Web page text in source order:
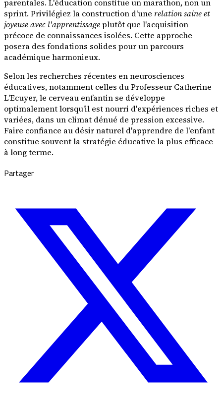
parentales. L'éducation constitue un marathon, non un
sprint. Privilégiez la construction d'une relation saine et
joyeuse avec l'apprentissageplutôt que l'acquisition
précoce de connaissances isolées. Cette approche
posera des fondations solides pour un parcours
académique harmonieux.
Selon les recherches récentes en neurosciences
éducatives, notamment celles du Professeur Catherine
L'Ecuyer, le cerveau enfantin se développe
optimalement lorsqu'il est nourri d'expériences riches et
variées, dans un climat dénué de pression excessive.
Faire confiance au désir naturel d'apprendre de l'enfant
constitue souvent la stratégie éducative la plus efficace
à long terme.
Partager